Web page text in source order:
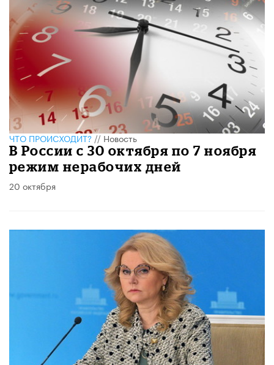
ЧТО ПРОИСХОДИТ?//Новость
В России с 30 октября по 7 ноября
режим нерабочих дней​
20 октября